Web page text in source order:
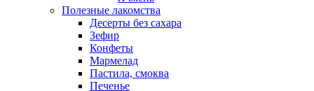
Полезные лакомства
Десерты без сахара
Зефир
Конфеты
Мармелад
Пастила, смоква
Печенье